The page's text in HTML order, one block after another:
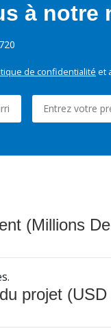
à notre
de confidentialité et
(Millions
projet (USD